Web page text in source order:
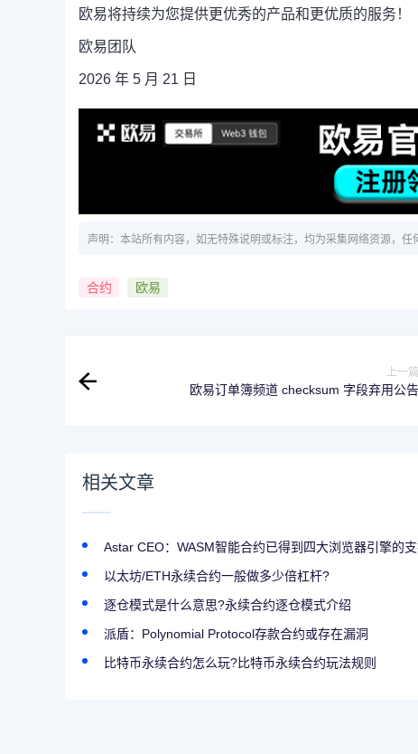
欧易将持续为您提供更优秀的产品和更优质的服务！
欧易团队
2026 年 5 月 21 日
声明：本站所有内容，如无特殊说明或标注，均为采集网络资源，任
合约 欧易
上一篇
欧易订单簿频道 checksum 字段弃用公告
相关文章
Astar CEO：WASM智能合约已得到四大浏览器引擎的
以太坊/ETH永续合约一般做多少倍杠杆?
逐仓模式是什么意思?永续合约逐仓模式介绍
派盾：Polynomial Protocol存款合约或存在漏洞
比特币永续合约怎么玩?比特币永续合约玩法规则